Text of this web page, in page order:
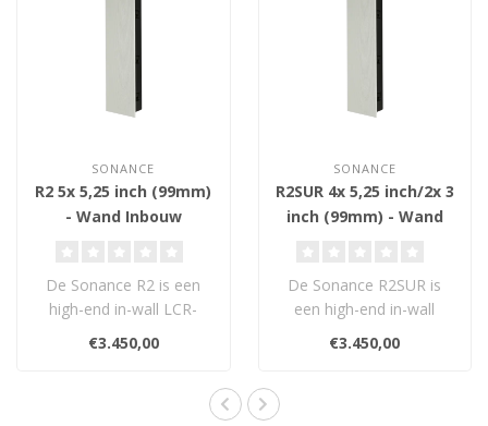
SONANCE
R2 5x 5,25 inch (99mm)
- Wand Inbouw
De Sonance R2 is een
high-end in-wall LCR-
speaker met coaxiale
drivertechnologie..
€3.450,00
SONANCE
R2SUR 4x 5,25 inch/2x 3
inch (99mm) - Wand
De Sonance R2SUR is
een high-end in-wall
surroundspeaker met
dubbele coaxiale dr..
€3.450,00